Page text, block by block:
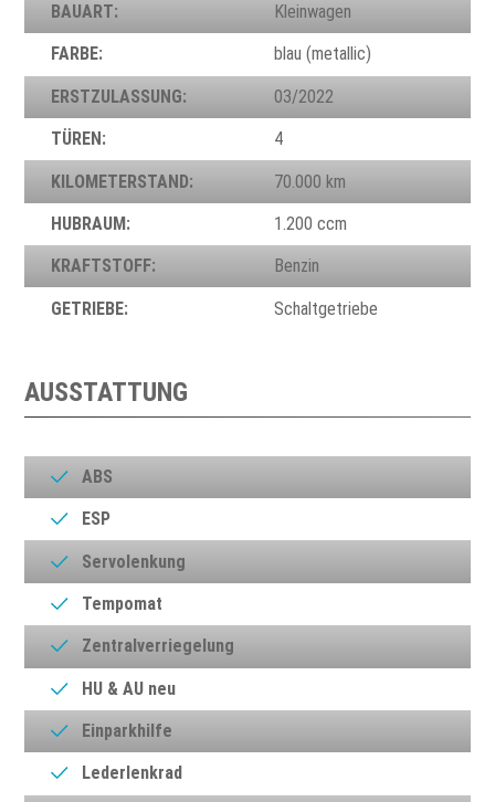
BAUART: Kleinwagen
FARBE: blau (metallic)
ERSTZULASSUNG: 03/2022
TÜREN: 4
KILOMETERSTAND: 70.000 km
HUBRAUM: 1.200 ccm
KRAFTSTOFF: Benzin
GETRIEBE: Schaltgetriebe
AUSSTATTUNG
ABS
ESP
Servolenkung
Tempomat
Zentralverriegelung
HU & AU neu
Einparkhilfe
Lederlenkrad